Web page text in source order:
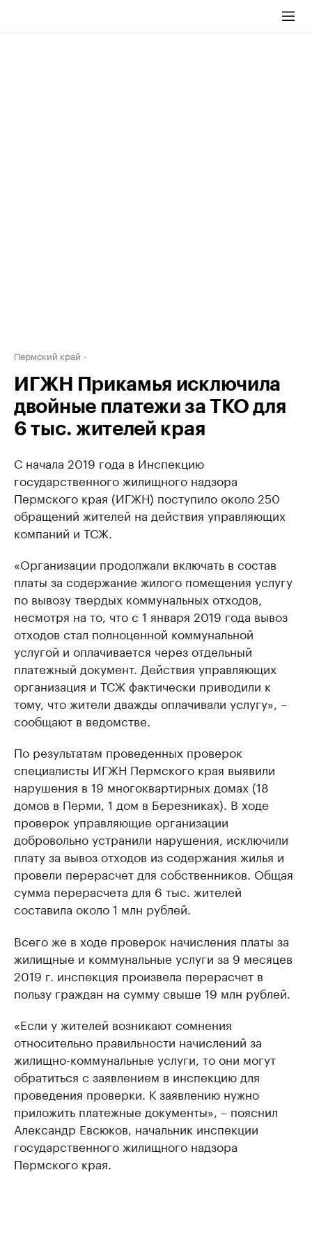
Пермский край
ИГЖН Прикамья исключила
двойные платежи за ТКО для
6 тыс. жителей края
С начала 2019 года в Инспекцию
государственного жилищного надзора
Пермского края (ИГЖН) поступило около 250
обращений жителей на действия управляющих
компаний и ТСЖ.
«Организации продолжали включать в состав
платы за содержание жилого помещения услугу
по вывозу твердых коммунальных отходов,
несмотря на то, что с 1 января 2019 года вывоз
отходов стал полноценной коммунальной
услугой и оплачивается через отдельный
платежный документ. Действия управляющих
организация и ТСЖ фактически приводили к
тому, что жители дважды оплачивали услугу», –
сообщают в ведомстве.
По результатам проведенных проверок
специалисты ИГЖН Пермского края выявили
нарушения в 19 многоквартирных домах (18
домов в Перми, 1 дом в Березниках). В ходе
проверок управляющие организации
добровольно устранили нарушения, исключили
плату за вывоз отходов из содержания жилья и
провели перерасчет для собственников. Общая
сумма перерасчета для 6 тыс. жителей
составила около 1 млн рублей.
Всего же в ходе проверок начисления платы за
жилищные и коммунальные услуги за 9 месяцев
2019 г. инспекция произвела перерасчет в
пользу граждан на сумму свыше 19 млн рублей.
«Если у жителей возникают сомнения
относительно правильности начислений за
жилищно-коммунальные услуги, то они могут
обратиться с заявлением в инспекцию для
проведения проверки. К заявлению нужно
приложить платежные документы», – пояснил
Александр Евсюков, начальник инспекции
государственного жилищного надзора
Пермского края.